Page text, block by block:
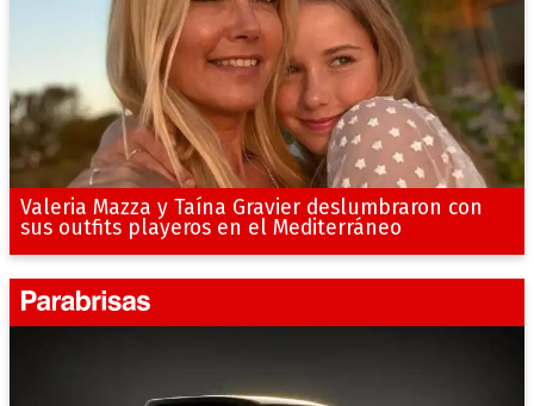
Valeria Mazza y Taína Gravier deslumbraron con
sus outfits playeros en el Mediterráneo